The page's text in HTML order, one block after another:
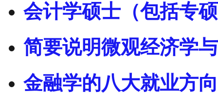
会计学硕士（包括专
简要说明微观经济学
金融学的八大就业方